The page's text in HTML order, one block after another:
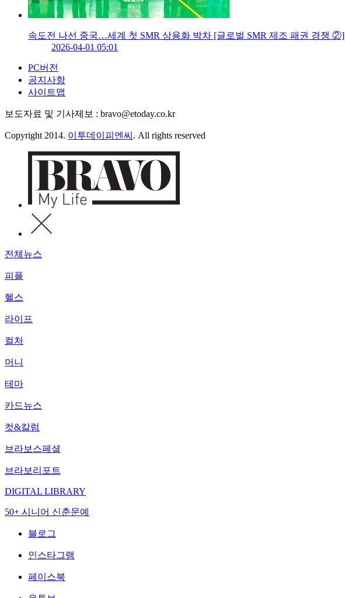
속도전 나선 중국…세계 첫 SMR 상용화 박차 [글로벌 SMR 제조 패권 경쟁 ②]
2026-04-01 05:01
PC버전
공지사항
사이트맵
보도자료 및 기사제보 : bravo@etoday.co.kr
Copyright 2014. 이투데이피엔씨 . All rights reserved
전체뉴스
피플
헬스
라이프
컬처
머니
테마
카드뉴스
컷&칼럼
브라보스페셜
브라보리포트
DIGITAL LIBRARY
50+ 시니어 신춘문예
블로그
인스타그램
페이스북